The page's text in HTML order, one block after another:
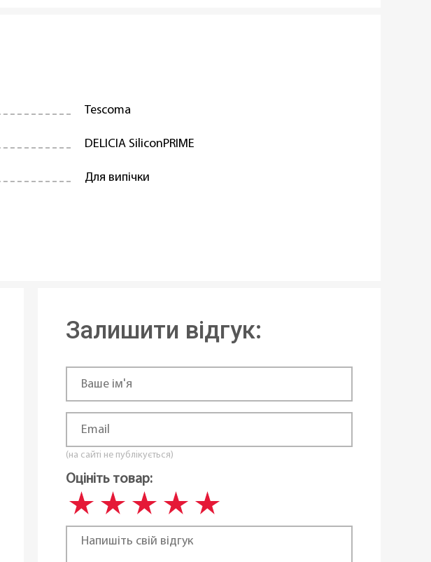
Tescoma
DELICIA SiliconPRIME
Для випічки
39 см
27 см
В наявності
Чехія
Залишити відгук:
(на сайті не публікується)
Оцініть товар: